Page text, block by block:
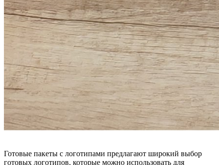
Готовые пакеты с логотипами предлагают широкий выбор
готовых логотипов, которые можно использовать для